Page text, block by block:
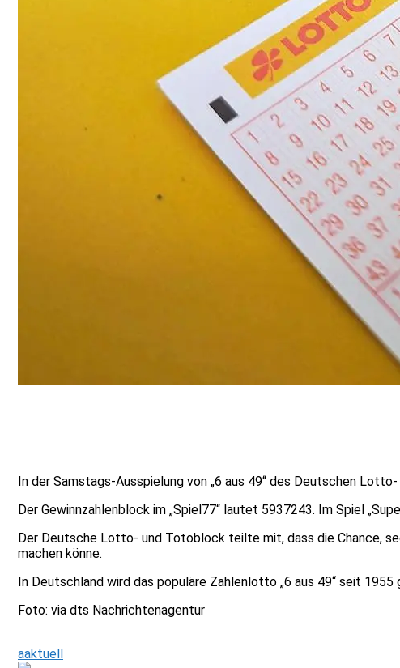
In der Samstags-Ausspielung von „6 aus 49“ des Deutschen
Der Gewinnzahlenblock im „Spiel77“ lautet 5937243. Im Spiel
Der Deutsche Lotto- und Totoblock teilte mit, dass die Chance,
machen könne.
In Deutschland wird das populäre Zahlenlotto „6 aus 49“ seit 1955
Foto: via dts Nachrichtenagentur
aaktuell